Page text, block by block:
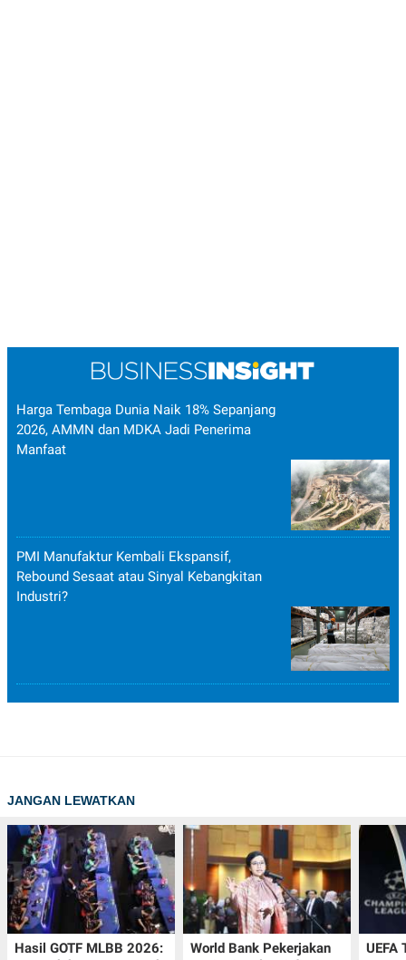
Harga Tembaga Dunia Naik 18% Sepanjang
2026, AMMN dan MDKA Jadi Penerima
Manfaat
PMI Manufaktur Kembali Ekspansif,
Rebound Sesaat atau Sinyal Kebangkitan
Industri?
JANGAN LEWATKAN
Hasil GOTF MLBB 2026:
World Bank Pekerjakan
UEFA